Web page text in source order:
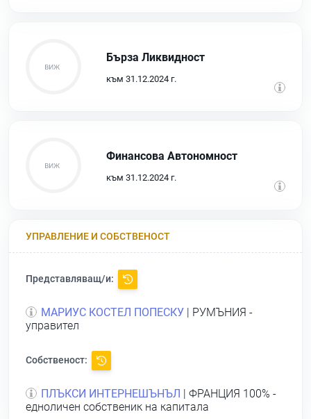
Бърза Ликвидност
към 31.12.2024 г.
Финансова Автономност
към 31.12.2024 г.
УПРАВЛЕНИЕ И СОБСТВЕНОСТ
Представляващ/и:
МАРИУС КОСТЕЛ ПОПЕСКУ | РУМЪНИЯ -
управител
Собственост:
ПЛЪКСИ ИНТЕРНЕШЪНЪЛ
| ФРАНЦИЯ 100% -
едноличен собственик на капитала